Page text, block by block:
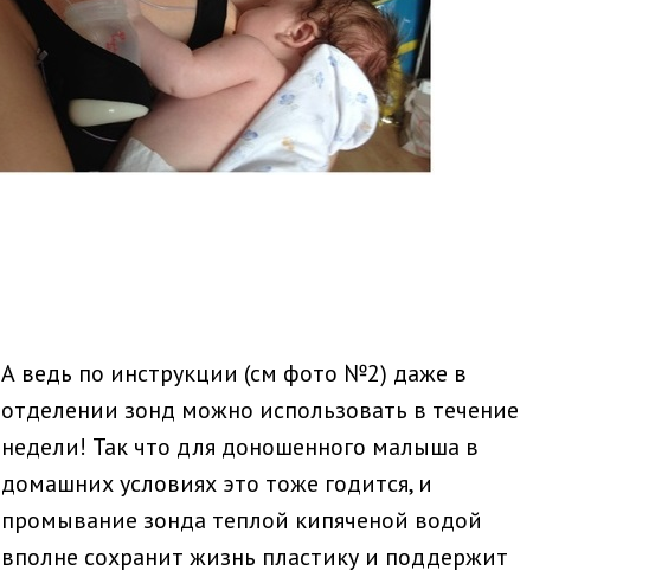
А ведь по инструкции (см фото №2) даже в
отделении зонд можно использовать в течение
недели! Так что для доношенного малыша в
домашних условиях это тоже годится, и
промывание зонда теплой кипяченой водой
вполне сохранит жизнь пластику и поддержит